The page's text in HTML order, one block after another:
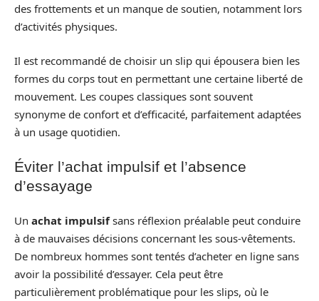
des frottements et un manque de soutien, notamment lors
d’activités physiques.
Il est recommandé de choisir un slip qui épousera bien les
formes du corps tout en permettant une certaine liberté de
mouvement. Les coupes classiques sont souvent
synonyme de confort et d’efficacité, parfaitement adaptées
à un usage quotidien.
Éviter l’achat impulsif et l’absence
d’essayage
Un achat impulsifsans réflexion préalable peut conduire
à de mauvaises décisions concernant les sous-vêtements.
De nombreux hommes sont tentés d’acheter en ligne sans
avoir la possibilité d’essayer. Cela peut être
particulièrement problématique pour les slips, où le